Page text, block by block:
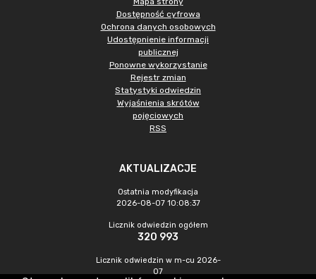
Dostępność cyfrowa
Ochrona danych osobowych
Udostępnienie informacji
publicznej
Ponowne wykorzystanie
Rejestr zmian
Statystyki odwiedzin
Wyjaśnienia skrótów
pojęciowych
RSS
AKTUALIZACJE
Ostatnia modyfikacja
2026-08-07 10:08:37
Licznik odwiedzin ogółem
320 993
Licznik odwiedzin w m-cu 2026-
07